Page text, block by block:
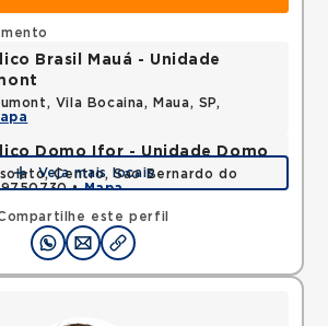
este perfil
Brasil Mauá - Unidade
Vila Bocaina, Maua, SP,
Domo Ifor - Unidade Domo
Centro, Sao Bernardo do
•Mapa
Veja mais locais